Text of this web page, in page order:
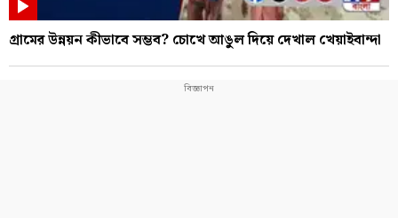
গ্রামের উন্নয়ন কীভাবে সম্ভব? চোখে আঙুল দিয়ে দেখাল খেয়াইবান্দা